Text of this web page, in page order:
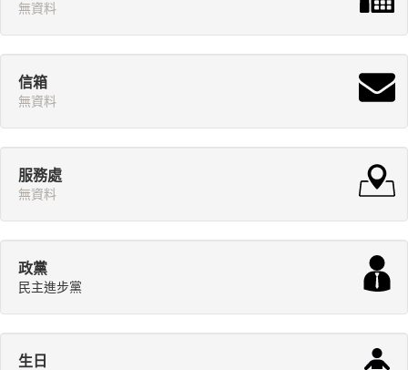
無資料
信箱
無資料
服務處
無資料
政黨
民主進步黨
生日